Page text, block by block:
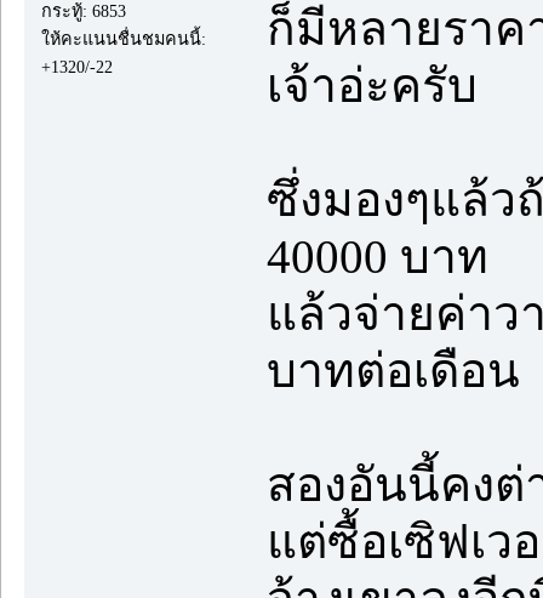
กระทู้: 6853
ให้คะแนนชื่นชมคนนี้:
+1320/-22
ก็มีหลายราค
เจ้าอ่ะครับ
ซึ่งมองๆแล้ว
40000 บาท
แล้วจ่ายค่าว
บาทต่อเดือน
สองอันนี้คงต่
แต่ซื้อเซิฟเว